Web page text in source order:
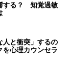
する？ 知覚過敏
人と衝突」するの
心理カウンセラ